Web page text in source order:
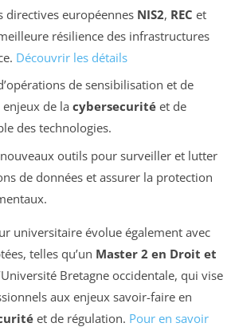
directives européennes NIS2, REC et
résilience des infrastructures
Découvrir les détails
de sensibilisation et de
de la cybersecuritéet de
des technologies.
outils pour surveiller et lutter
de données et assurer la protection
universitaire évolue également avec
telles qu’un Master 2 en Droit et
Bretagne occidentale, qui vise
aux enjeux savoir-faire en
et de régulation. Pour en savoir